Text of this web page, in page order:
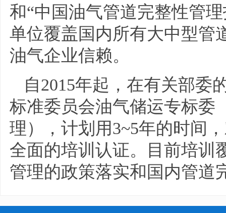
和“中国油气管道完整性管
单位覆盖国内所有大中型管
油气企业信赖。
自2015年起，在有关部委
标准委员会油气储运专标委
理），计划用3~5年的时间
全面的培训认证。目前培训
管理的政策落实和国内管道